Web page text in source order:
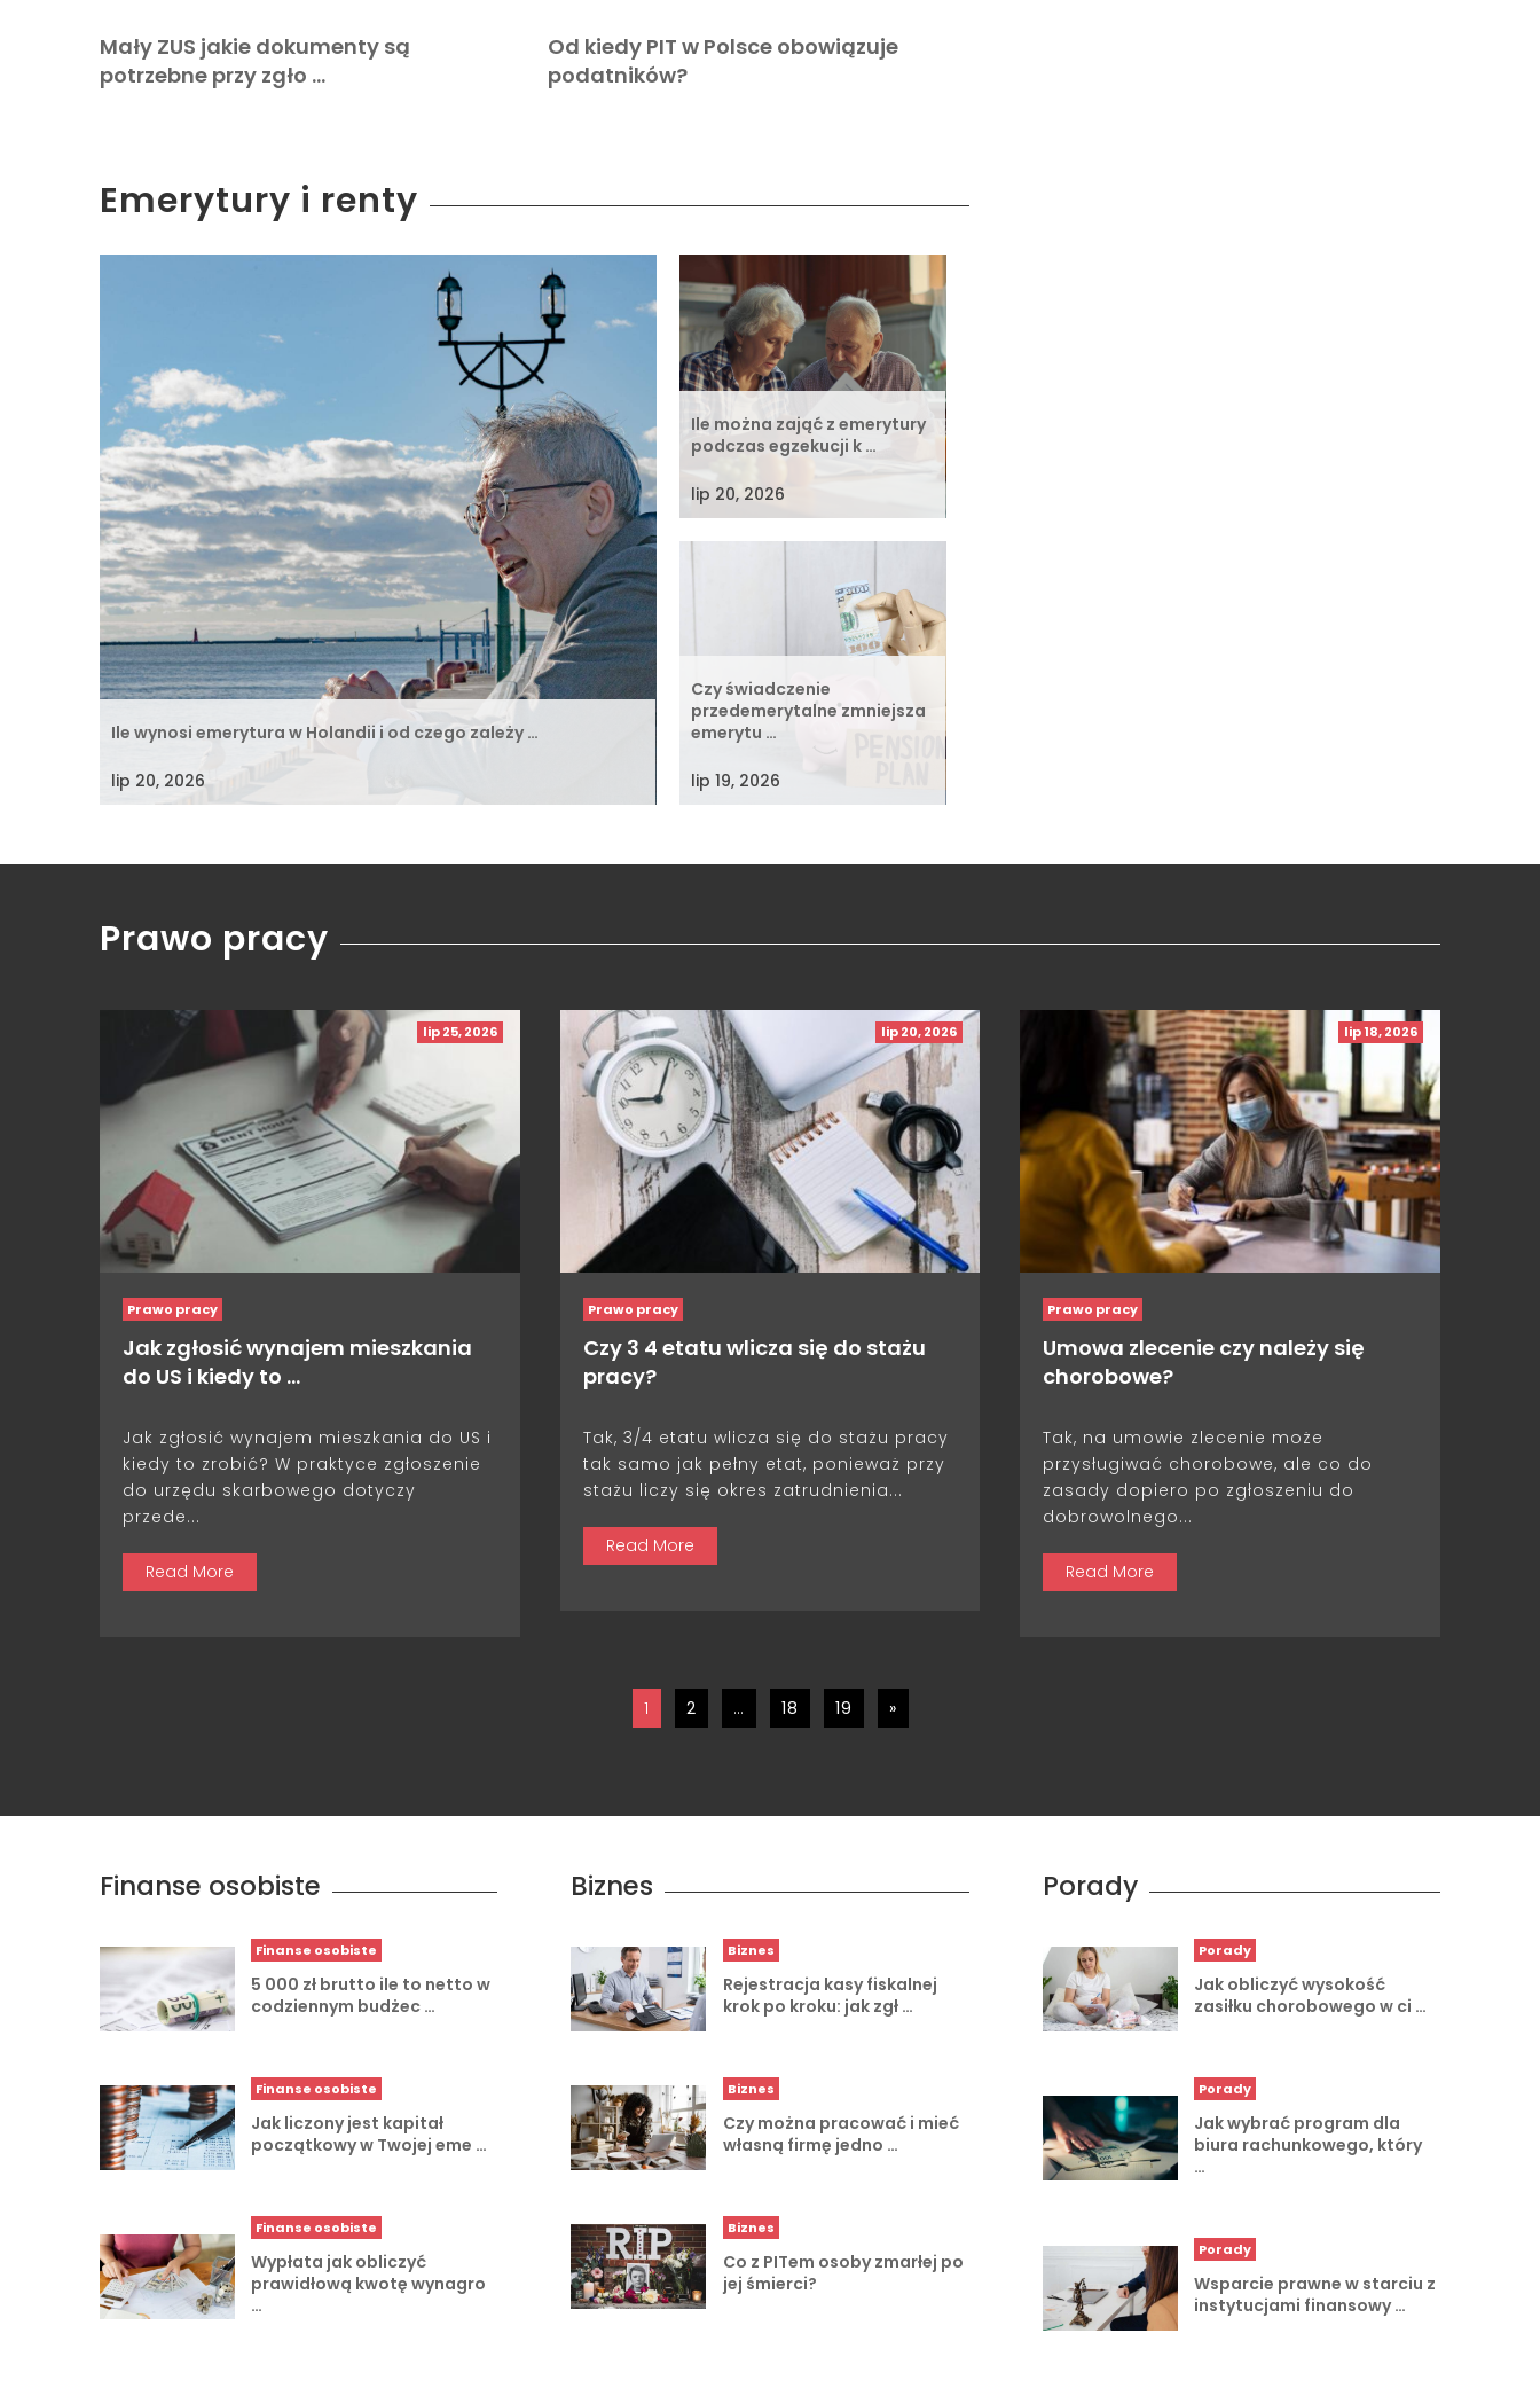
Mały ZUS jakie dokumenty są
potrzebne przy zgło …
Od kiedy PIT w Polsce obowiązuje
podatników?
Emerytury i renty
Ile wynosi emerytura w Holandii i od czego zależy …
lip 20, 2026
Ile można zająć z emerytury
podczas egzekucji k …
lip 20, 2026
Czy świadczenie
przedemerytalne zmniejsza
emerytu …
lip 19, 2026
Prawo pracy
lip 25, 2026
Prawo pracy
Jak zgłosić wynajem mieszkania
do US i kiedy to …
Jak zgłosić wynajem mieszkania do US i
kiedy to zrobić? W praktyce zgłoszenie
do urzędu skarbowego dotyczy
przede...
Read More
lip 20, 2026
Prawo pracy
Czy 3 4 etatu wlicza się do stażu
pracy?
Tak, 3/4 etatu wlicza się do stażu pracy
tak samo jak pełny etat, ponieważ przy
stażu liczy się okres zatrudnienia...
Read More
lip 18, 2026
Prawo pracy
Umowa zlecenie czy należy się
chorobowe?
Tak, na umowie zlecenie może
przysługiwać chorobowe, ale co do
zasady dopiero po zgłoszeniu do
dobrowolnego...
Read More
1 2 … 18 19 »
Finanse osobiste
Finanse osobiste
5 000 zł brutto ile to netto w
codziennym budżec …
Finanse osobiste
Jak liczony jest kapitał
początkowy w Twojej eme …
Finanse osobiste
Wypłata jak obliczyć
prawidłową kwotę wynagro
…
Biznes
Biznes
Rejestracja kasy fiskalnej
krok po kroku: jak zgł …
Biznes
Czy można pracować i mieć
własną firmę jedno …
Biznes
Co z PITem osoby zmarłej po
jej śmierci?
Porady
Porady
Jak obliczyć wysokość
zasiłku chorobowego w ci …
Porady
Jak wybrać program dla
biura rachunkowego, który
…
Porady
Wsparcie prawne w starciu z
instytucjami finansowy …